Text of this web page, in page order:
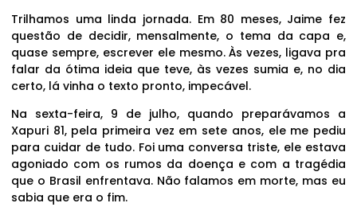
Trilhamos uma linda jornada. Em 80 meses, Jaime fez
questão de decidir, mensalmente, o tema da capa e,
quase sempre, escrever ele mesmo. Às vezes, ligava pra
falar da ótima ideia que teve, às vezes sumia e, no dia
certo, lá vinha o texto pronto, impecável.
Na sexta-feira, 9 de julho, quando preparávamos a
Xapuri 81, pela primeira vez em sete anos, ele me pediu
para cuidar de tudo. Foi uma conversa triste, ele estava
agoniado com os rumos da doença e com a tragédia
que o Brasil enfrentava. Não falamos em morte, mas eu
sabia que era o fim.